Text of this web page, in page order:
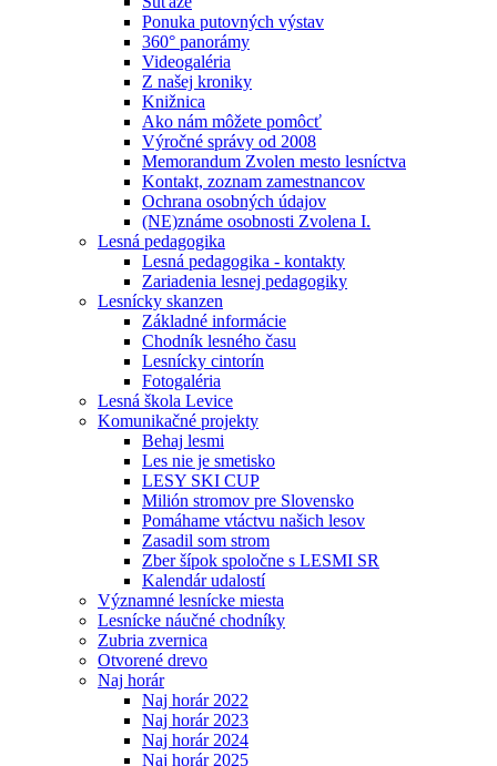
Ponuka putovných výstav
360° panorámy
Videogaléria
Z našej kroniky
Knižnica
Ako nám môžete pomôcť
Výročné správy od 2008
Memorandum Zvolen mesto lesníctva
Kontakt, zoznam zamestnancov
Ochrana osobných údajov
(NE)známe osobnosti Zvolena I.
Lesná pedagogika
Lesná pedagogika - kontakty
Zariadenia lesnej pedagogiky
Lesnícky skanzen
Základné informácie
Chodník lesného času
Lesnícky cintorín
Fotogaléria
Lesná škola Levice
Komunikačné projekty
Behaj lesmi
Les nie je smetisko
LESY SKI CUP
Milión stromov pre Slovensko
Pomáhame vtáctvu našich lesov
Zasadil som strom
Zber šípok spoločne s LESMI SR
Kalendár udalostí
Významné lesnícke miesta
Lesnícke náučné chodníky
Zubria zvernica
Otvorené drevo
Naj horár
Naj horár 2022
Naj horár 2023
Naj horár 2024
Naj horár 2025